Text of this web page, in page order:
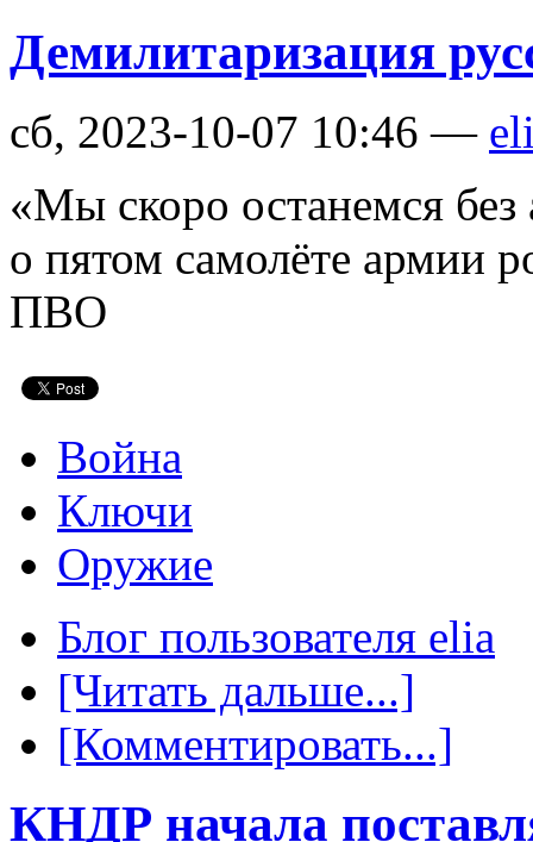
Демилитаризация
сб, 2023-10-07 10:46 —
«Мы скоро останемся
о пятом самолёте армии
ПВО
Война
Ключи
Оружие
Блог пользователя elia
[Читать дальше...]
[Комментировать...]
КНДР начала